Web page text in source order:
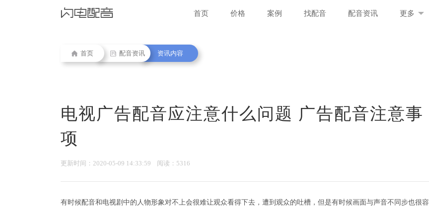
首页 价格 案例 找配音 配音资讯 更多
首页 配音资讯 资讯内容
电视广告配音应注意什么问题 广告配音注意事
项
更新时间：2020-05-09 14:33:59 阅读：5316
有时候配音和电视剧中的人物形象对不上会很难让观众看得下去，遭到观众的吐槽，但是有时候画面与声音不同步也很容